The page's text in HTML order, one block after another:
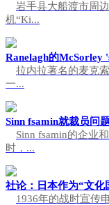
岩手县大船渡市周
机“Ki...
Ranelagh的McSorley
拉内拉著名的麦克
一...
Sinn fsamin就裁员问
Sinn fsamin的企业
时，...
社论：日本作为“文化
1936年的战时宣传